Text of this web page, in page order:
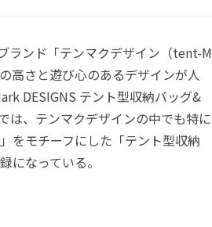
ランド「テンマクデザイン（tent-M
高さと遊び心のあるデザインが人
DESIGNS テント型収納バッグ&
は、テンマクデザインの中でも特に
をモチーフにした「テント型収納
になっている。